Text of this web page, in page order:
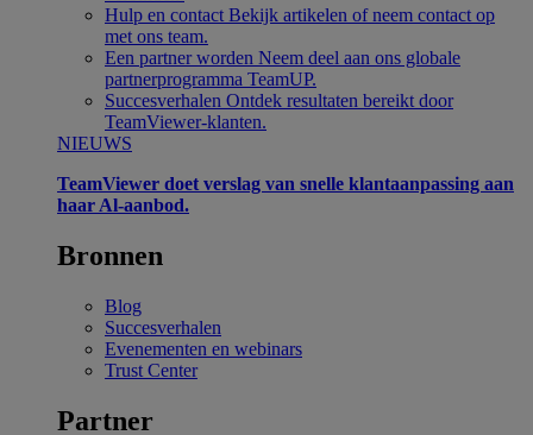
Hulp en contact Bekijk artikelen of neem contact op
met ons team.
Een partner worden Neem deel aan ons globale
partnerprogramma TeamUP.
Succesverhalen Ontdek resultaten bereikt door
TeamViewer-klanten.
NIEUWS
TeamViewer doet verslag van snelle klantaanpassing aan
haar Al-aanbod.
Bronnen
Blog
Succesverhalen
Evenementen en webinars
Trust Center
Partner